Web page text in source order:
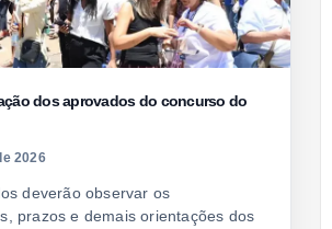
dos aprovados do concurso do
2026
deverão observar os
prazos e demais orientações dos